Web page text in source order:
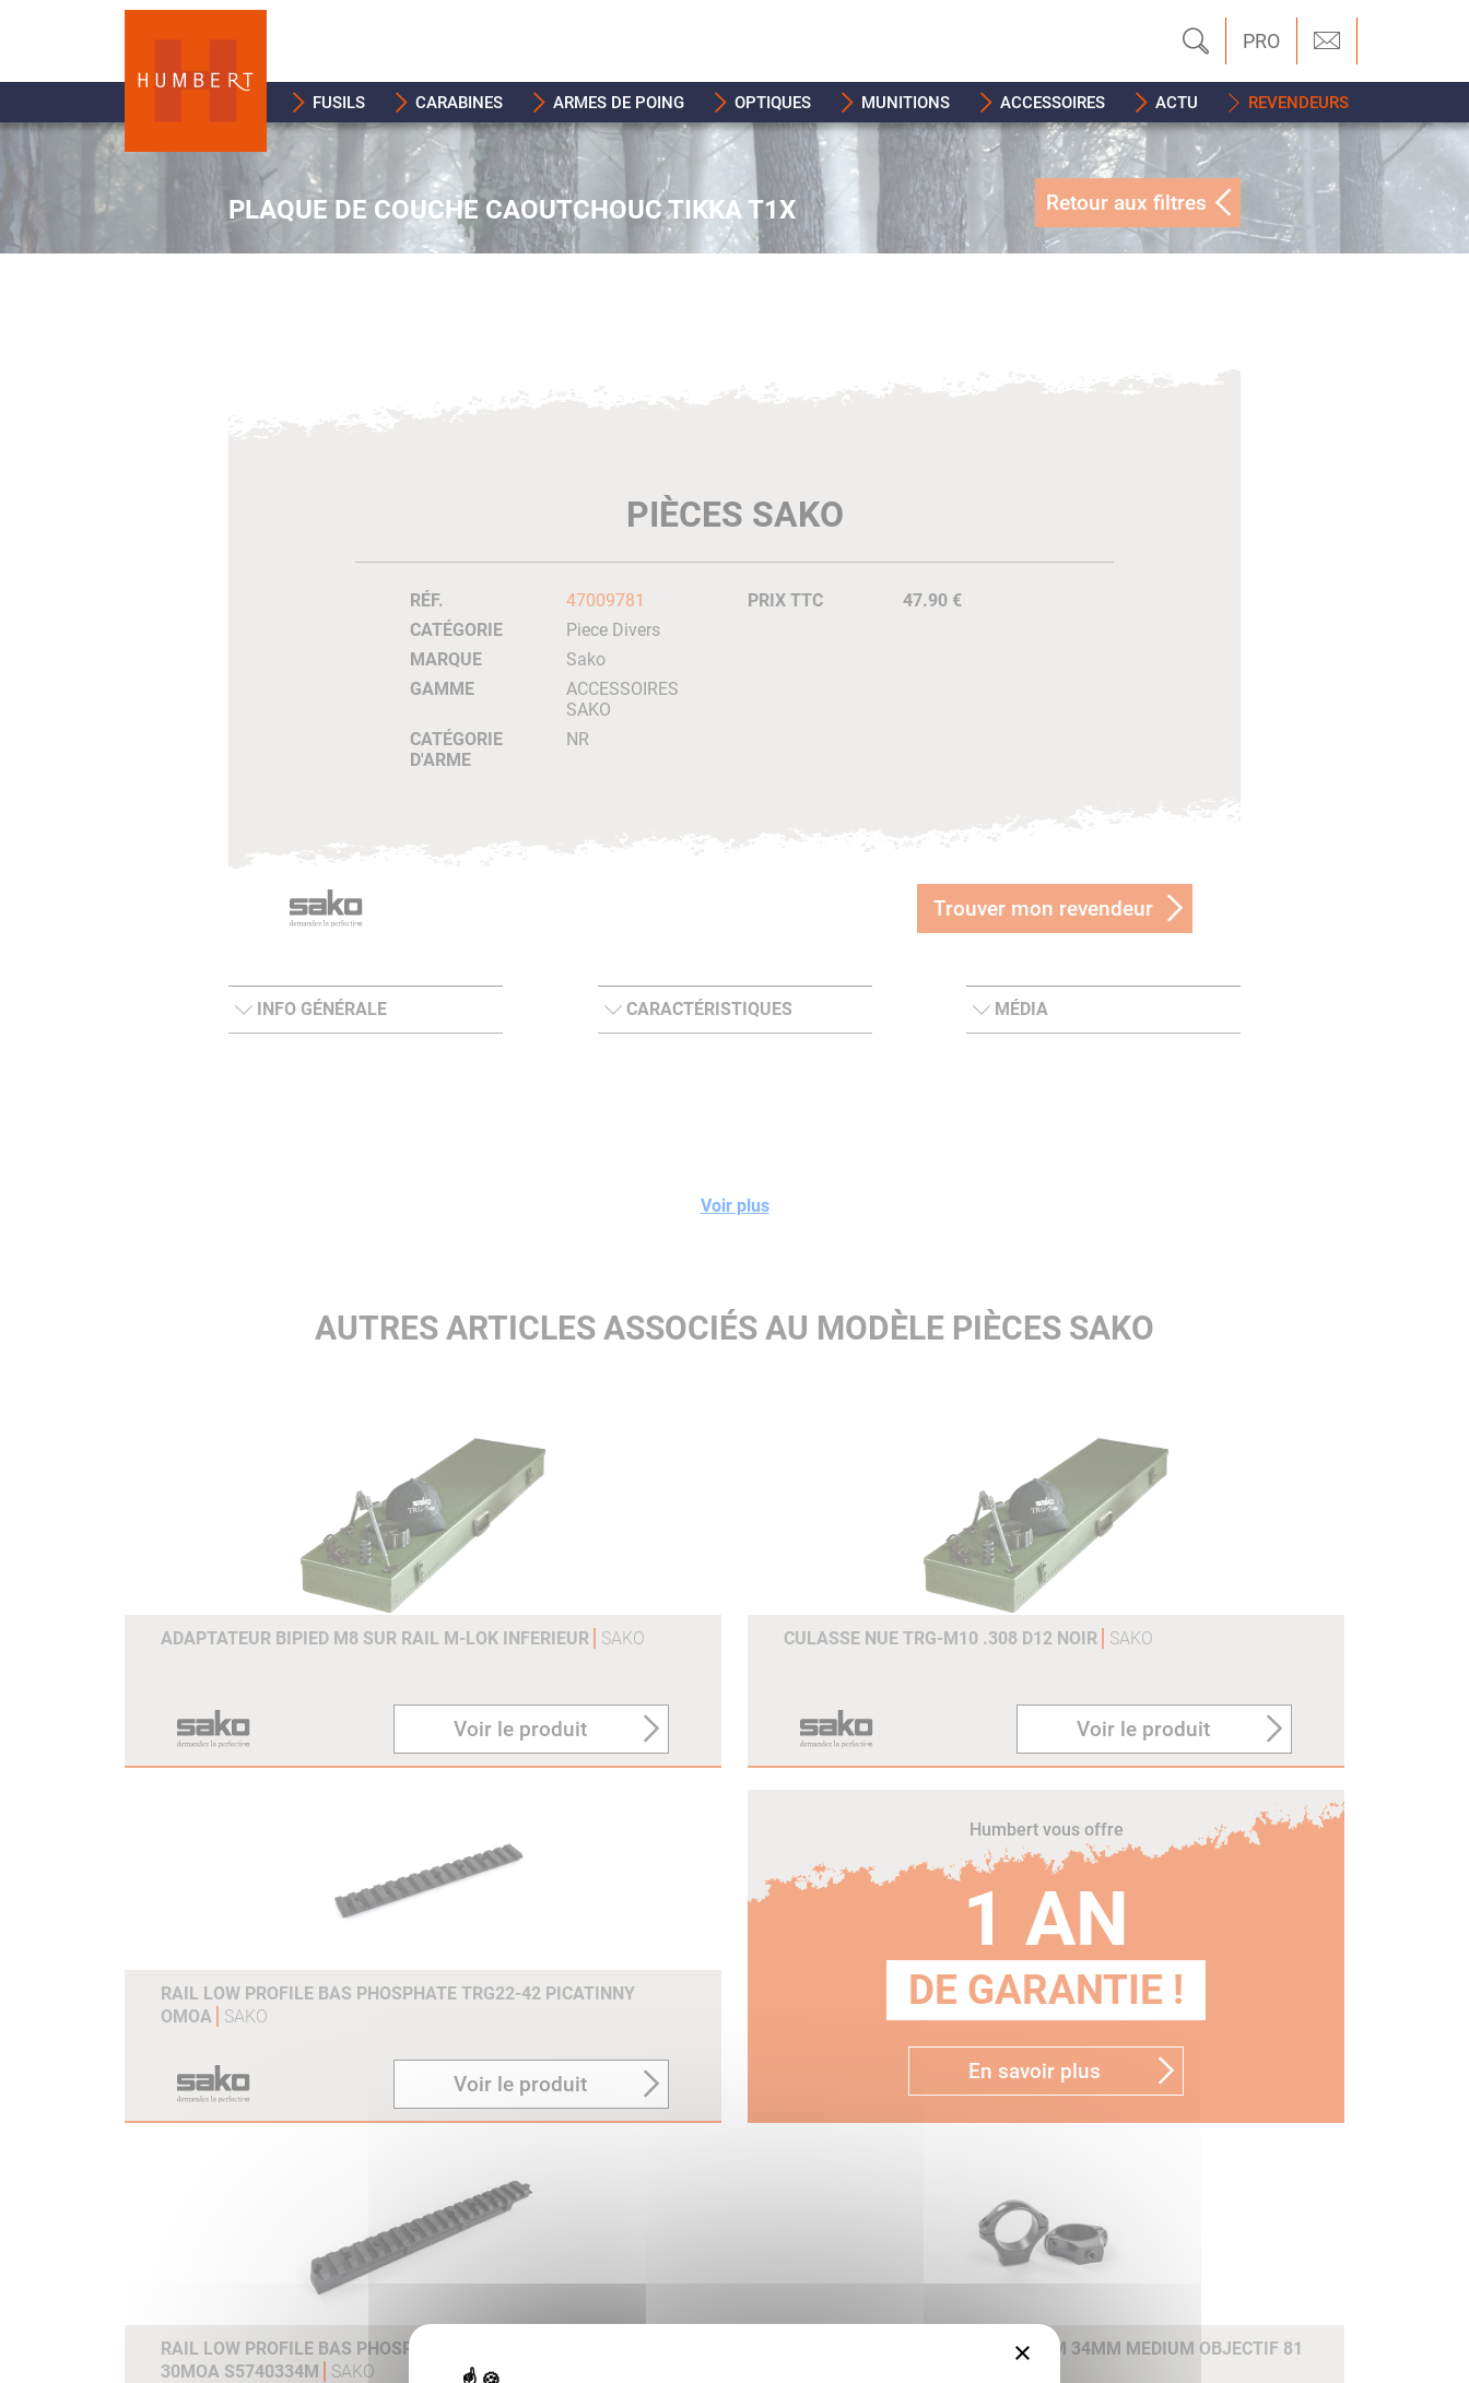
PRO
FUSILS CARABINES ARMES DE POING OPTIQUES MUNITIONS ACCESSOIRES ACTU REVENDEURS
PLAQUE DE COUCHE CAOUTCHOUC TIKKA T1X Retour aux filtres
PIÈCES SAKO
RÉF.
47009781
CATÉGORIE
Piece Divers
MARQUE
Sako
GAMME
ACCESSOIRES
SAKO
CATÉGORIE
D'ARME
NR
PRIX TTC 47.90 €
Trouver mon revendeur
INFO GÉNÉRALE CARACTÉRISTIQUES MÉDIA
Voir plus
AUTRES ARTICLES ASSOCIÉS AU MODÈLE PIÈCES SAKO
ADAPTATEUR BIPIED M8 SUR RAIL M-LOK INFERIEUR SAKO
Voir le produit
CULASSE NUE TRG-M10 .308 D12 NOIR SAKO
Voir le produit
RAIL LOW PROFILE BAS PHOSPHATE TRG22-42 PICATINNY
OMOA
SAKO
Voir le produit
Humbert vous offre
1 AN
DE GARANTIE !
En savoir plus
RAIL LOW PROFILE BAS PHOSPHATE TRG22-42 PICATINNY
30MOA S5740334M
SAKO
JEU DE COLLIER PHOSPHATE DIAM 34MM MEDIUM OBJECTIF 81
×